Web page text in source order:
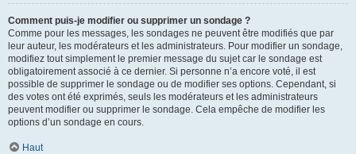
Comment puis-je modifier ou supprimer un sondage ?
Comme pour les messages, les sondages ne peuvent être modifiés que par
leur auteur, les modérateurs et les administrateurs. Pour modifier un sondage,
modifiez tout simplement le premier message du sujet car le sondage est
obligatoirement associé à ce dernier. Si personne n’a encore voté, il est
possible de supprimer le sondage ou de modifier ses options. Cependant, si
des votes ont été exprimés, seuls les modérateurs et les administrateurs
peuvent modifier ou supprimer le sondage. Cela empêche de modifier les
options d’un sondage en cours.
Haut